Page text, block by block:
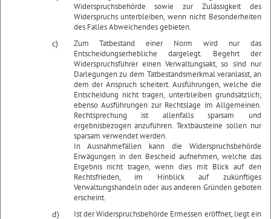
Widerspruchsbehörde sowie zur Zulässigkeit des
Widerspruchs unterbleiben, wenn nicht Besonderheiten
des Falles Abweichendes gebieten.
c)
Zum Tatbestand einer Norm wird nur das
Entscheidungserhebliche dargelegt. Begehrt der
Widerspruchsführer einen Verwaltungsakt, so sind nur
Darlegungen zu dem Tatbestandsmerkmal veranlasst, an
dem der Anspruch scheitert. Ausführungen, welche die
Entscheidung nicht tragen, unterbleiben grundsätzlich;
ebenso Ausführungen zur Rechtslage im Allgemeinen.
Rechtsprechung ist allenfalls sparsam und
ergebnisbezogen anzuführen. Textbausteine sollen nur
sparsam verwendet werden.
In Ausnahmefällen kann die Widerspruchsbehörde
Erwägungen in den Bescheid aufnehmen, welche das
Ergebnis nicht tragen, wenn dies mit Blick auf den
Rechtsfrieden, im Hinblick auf zukünftiges
Verwaltungshandeln oder aus anderen Gründen geboten
erscheint.
d) Ist der Widerspruchsbehörde Ermessen eröffnet, liegt ein